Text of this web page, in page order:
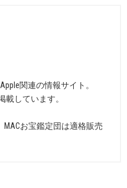
関連の情報サイト。
載しています。
お宝鑑定団は適格販売